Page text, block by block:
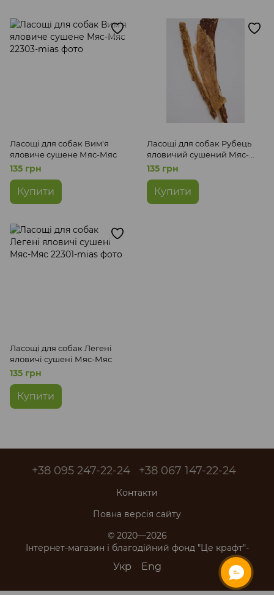
Ласощі для собак Вим'я
яловиче сушене Мяс-Мяс
135 грн
Купити
Ласощі для собак Рубець
яловичий сушений Мяс-
Мяс
135 грн
Купити
Ласощі для собак Легені
яловичі сушені Мяс-Мяс
135 грн
Купити
+38 095 247-22-24 +38 067 147-22-24
Контакти
Повна версія сайту
© 2020—2026
Інтернет-магазин і благодійний фонд "Це крафт"-
Укр Eng